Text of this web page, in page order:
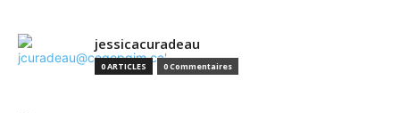
jessicacuradeau
0 ARTICLES 0 Commentaires